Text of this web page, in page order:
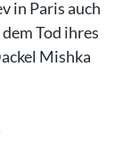
in Paris auch
Tod ihres
Mishka